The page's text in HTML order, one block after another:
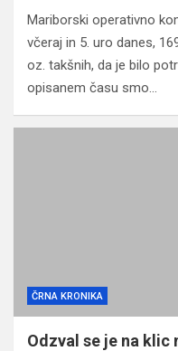
Mariborski operativno
včeraj in 5. uro danes,
oz. takšnih, da je bilo
opisanem času smo…
ČRNA KRONIKA
Odzval se je na klic